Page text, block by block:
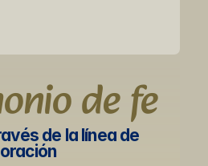
de fe
de la línea de
oración